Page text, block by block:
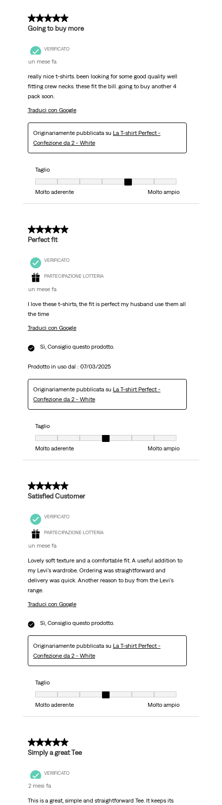
5 su 5 stelle.
Going to buy more
VERIFICATO
un mese fa
really nice t-shirts. been looking for some good quality well
fitting crew necks. these fit the bill. going to buy another 4
pack soon.
Traduci con Google
Originariamente pubblicata su La T-shirt Perfect -
Confezione da 2 - White
Taglio
Taglio, 5 su 7, dove 1 è uguale a Molto aderente e 7 è uguale a Molto
Molto aderente
Molto ampio
5 su 5 stelle.
Perfect fit
VERIFICATO
PARTECIPAZIONE LOTTERIA
un mese fa
I love these t-shirts, the fit is perfect my husband use them all
the time
Traduci con Google
Sì, Consiglio questo prodotto.
Prodotto in uso dal : 07/03/2025
Originariamente pubblicata su La T-shirt Perfect -
Confezione da 2 - White
Taglio
Taglio, 4 su 7, dove 1 è uguale a Molto aderente e 7 è uguale a Molto
Molto aderente
Molto ampio
5 su 5 stelle.
Satisfied Customer
VERIFICATO
PARTECIPAZIONE LOTTERIA
un mese fa
Lovely soft texture and a comfortable fit. A useful addition to
my Levi's wardrobe. Ordering was straightforward and
delivery was quick. Another reason to buy from the Levi's
range.
Traduci con Google
Sì, Consiglio questo prodotto.
Originariamente pubblicata su La T-shirt Perfect -
Confezione da 2 - White
Taglio
Taglio, 4 su 7, dove 1 è uguale a Molto aderente e 7 è uguale a Molto
Molto aderente
Molto ampio
5 su 5 stelle.
Simply a great Tee
VERIFICATO
2 mesi fa
This is a great, simple and straightforward Tee. It keeps its